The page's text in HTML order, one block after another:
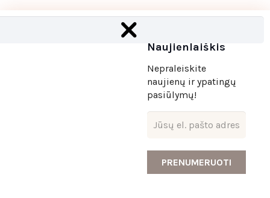
​©2025 UAB “Alinos gracija” | Sprendimas:Websty
Naujienlaiškis
Nepraleiskite
naujienų ir ypatingų
pasiūlymų!